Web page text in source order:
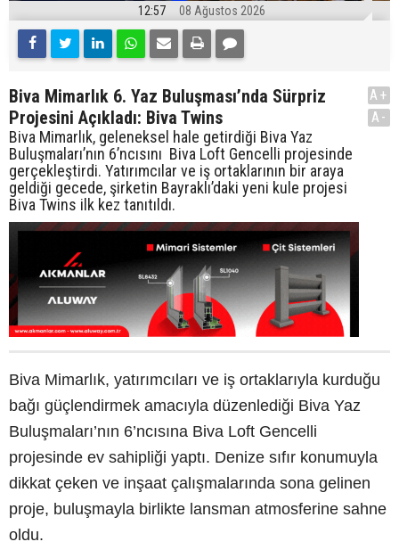
12:57 08 Ağustos 2026
Biva Mimarlık 6. Yaz Buluşması’nda Sürpriz
Projesini Açıkladı: Biva Twins
Biva Mimarlık, geleneksel hale getirdiği Biva Yaz
Buluşmaları’nın 6’ncısını Biva Loft Gencelli projesinde
gerçekleştirdi. Yatırımcılar ve iş ortaklarının bir araya
geldiği gecede, şirketin Bayraklı’daki yeni kule projesi
Biva Twins ilk kez tanıtıldı.
A+
A-
Biva Mimarlık, yatırımcıları ve iş ortaklarıyla kurduğu
bağı güçlendirmek amacıyla düzenlediği Biva Yaz
Buluşmaları’nın 6’ncısına Biva Loft Gencelli
projesinde ev sahipliği yaptı. Denize sıfır konumuyla
dikkat çeken ve inşaat çalışmalarında sona gelinen
proje, buluşmayla birlikte lansman atmosferine sahne
oldu.